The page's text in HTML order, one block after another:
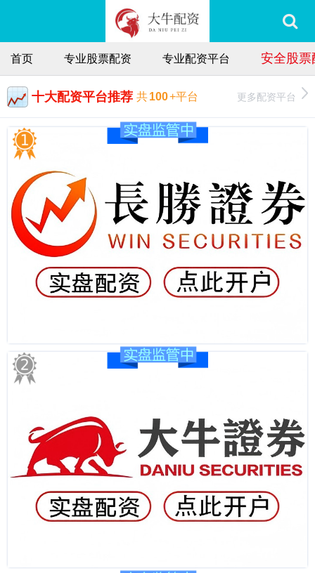
首页 专业股票配资 专业配资平台 安全股票
十大配资平台推荐 共100+平台 更多配资平台